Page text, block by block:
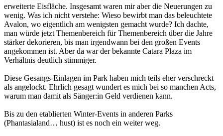
erweiterte Eisfläche. Insgesamt waren mir aber die Neuerungen zu
wenig. Was ich nicht verstehe: Wieso bewirbt man das beleuchtete
Avalon, wo eigentlich am wenigsten gemacht wurde? Ich dachte,
man würde jetzt Themenbereich für Themenbereich über die Jahre
stärker dekorieren, bis man irgendwann bei den großen Events
angekommen ist. Aber da war der bekannte Catara Plaza im
Verhältnis deutlich stimmiger.
Diese Gesangs-Einlagen im Park haben mich teils eher verschreckt
als angelockt. Ehrlich gesagt wundert es mich bei so manchen Acts,
warum man damit als Sänger:in Geld verdienen kann.
Bis zu den etablierten Winter-Events in anderen Parks
(Phantasialand… hust) ist es noch ein weiter weg.